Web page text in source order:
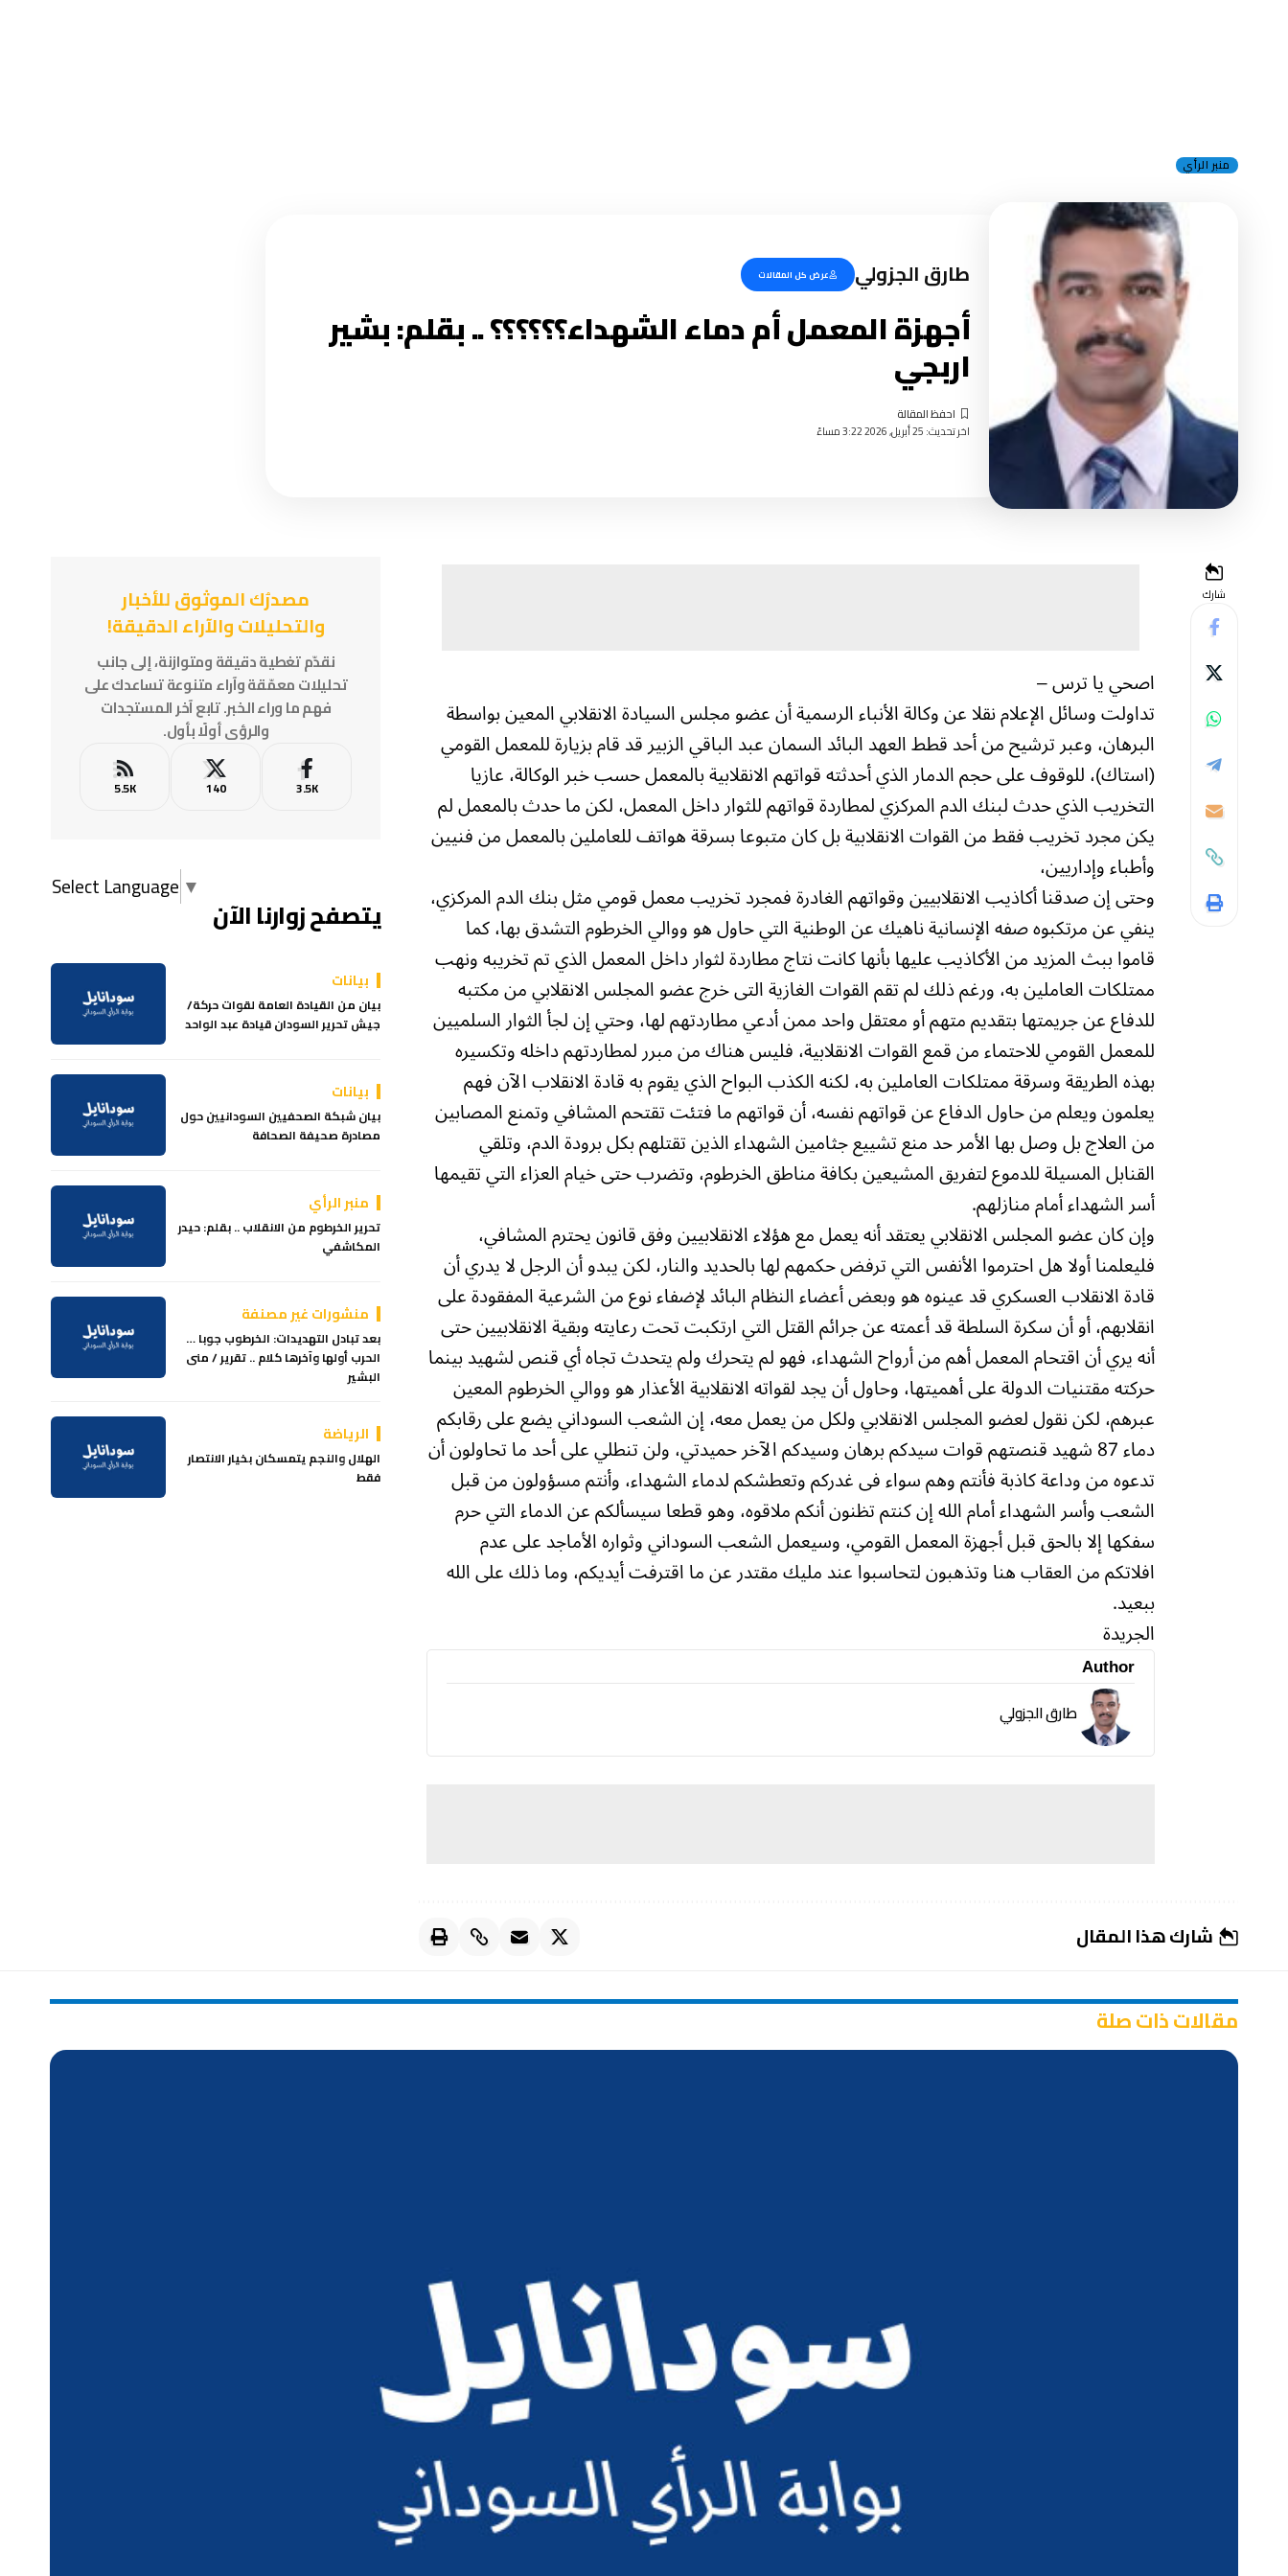
منبر الرأي
طارق الجزولي عرض كل المقالات
أجهزة المعمل أم دماء الشهداء؟؟؟؟؟؟ .. بقلم: بشير
اربجي
اخر تحديث: 25 أبريل, 2026 3:22 مساءً
شارك
اصحي يا ترس –
تداولت وسائل الإعلام نقلا عن وكالة الأنباء الرسمية أن عضو مجلس السيادة الانقلابي المعين بواسطة
البرهان، وعبر ترشيح من أحد قطط العهد البائد السمان عبد الباقي الزبير قد قام بزيارة للمعمل القومي
(استاك)، للوقوف على حجم الدمار الذي أحدثته قواتهم الانقلابية بالمعمل حسب خبر الوكالة، عازيا
التخريب الذي حدث لبنك الدم المركزي لمطاردة قواتهم للثوار داخل المعمل، لكن ما حدث بالمعمل لم
يكن مجرد تخريب فقط من القوات الانقلابية بل كان متبوعا بسرقة هواتف للعاملين بالمعمل من فنيين
وأطباء وإداريين،
وحتى إن صدقنا أكاذيب الانقلابيين وقواتهم الغادرة فمجرد تخريب معمل قومي مثل بنك الدم المركزي،
ينفي عن مرتكبوه صفه الإنسانية ناهيك عن الوطنية التي حاول هو ووالي الخرطوم التشدق بها، كما
قاموا ببث المزيد من الأكاذيب عليها بأنها كانت نتاج مطاردة لثوار داخل المعمل الذي تم تخريبه ونهب
ممتلكات العاملين به، ورغم ذلك لم تقم القوات الغازية التى خرج عضو المجلس الانقلابي من مكتبه
للدفاع عن جريمتها بتقديم متهم أو معتقل واحد ممن أدعي مطاردتهم لها، وحتي إن لجأ الثوار السلميين
للمعمل القومي للاحتماء من قمع القوات الانقلابية، فليس هناك من مبرر لمطاردتهم داخله وتكسيره
بهذه الطريقة وسرقة ممتلكات العاملين به، لكنه الكذب البواح الذي يقوم به قادة الانقلاب الآن فهم
يعلمون ويعلم من حاول الدفاع عن قواتهم نفسه، أن قواتهم ما فتئت تقتحم المشافي وتمنع المصابين
من العلاج بل وصل بها الأمر حد منع تشييع جثامين الشهداء الذين تقتلهم بكل برودة الدم، وتلقي
القنابل المسيلة للدموع لتفريق المشيعين بكافة مناطق الخرطوم، وتضرب حتى خيام العزاء التي تقيمها
أسر الشهداء أمام منازلهم.
وإن كان عضو المجلس الانقلابي يعتقد أنه يعمل مع هؤلاء الانقلابيين وفق قانون يحترم المشافي،
فليعلمنا أولا هل احترموا الأنفس التي ترفض حكمهم لها بالحديد والنار، لكن يبدو أن الرجل لا يدري أن
قادة الانقلاب العسكري قد عينوه هو وبعض أعضاء النظام البائد لإضفاء نوع من الشرعية المفقودة على
انقلابهم، أو أن سكرة السلطة قد أعمته عن جرائم القتل التي ارتكبت تحت رعايته وبقية الانقلابيين حتى
أنه يري أن اقتحام المعمل أهم من أرواح الشهداء، فهو لم يتحرك ولم يتحدث تجاه أي قنص لشهيد بينما
حركته مقتنيات الدولة على أهميتها، وحاول أن يجد لقواته الانقلابية الأعذار هو ووالي الخرطوم المعين
عبرهم، لكن نقول لعضو المجلس الانقلابي ولكل من يعمل معه، إن الشعب السوداني يضع على رقابكم
دماء 87 شهيد قنصتهم قوات سيدكم برهان وسيدكم الآخر حميدتي، ولن تنطلي على أحد ما تحاولون أن
تدعوه من وداعة كاذبة فأنتم وهم سواء فى غدركم وتعطشكم لدماء الشهداء، وأنتم مسؤولون من قبل
الشعب وأسر الشهداء أمام الله إن كنتم تظنون أنكم ملاقوه، وهو قطعا سيسألكم عن الدماء التي حرم
سفكها إلا بالحق قبل أجهزة المعمل القومي، وسيعمل الشعب السوداني وثواره الأماجد على عدم
افلاتكم من العقاب هنا وتذهبون لتحاسبوا عند مليك مقتدر عن ما اقترفت أيديكم، وما ذلك على الله
ببعيد.
الجريدة
Author
طارق الجزولي
شارك هذا المقال
مصدرُك الموثوق للأخبار
والتحليلات والآراء الدقيقة!
نقدّم تغطية دقيقة ومتوازنة، إلى جانب
تحليلات معمّقة وآراء متنوعة تساعدك على
فهم ما وراء الخبر. تابع آخر المستجدات
والرؤى أولًا بأول.
3.5K
140
5.5K
Select Language ▼
يتصفح زوارنا الآن
بيانات
بيان من القيادة العامة لقوات حركة/
جيش تحرير السودان قيادة عبد الواحد
بيانات
بيان شبكة الصحفيين السودانيين حول
مصادرة صحيفة الصحافة
منبر الرأي
تحرير الخرطوم من الانقلاب .. بقلم: حيدر
المكاشفي
منشورات غير مصنفة
بعد تبادل التهديدات: الخرطوب جوبا …
الحرب أولها وآخرها كلام .. تقرير / منى
البشير
الرياضة
الهلال والنجم يتمسكان بخيار الانتصار
فقط
مقالات ذات صلة